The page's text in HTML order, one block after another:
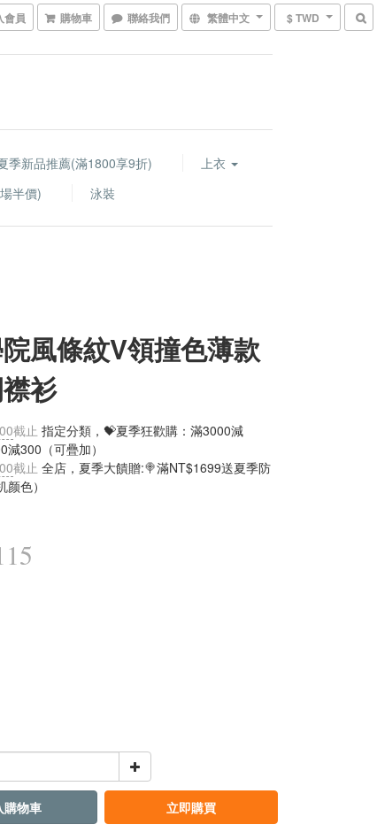
會員 購物車 聯絡我們 繁體中文 $ TWD
季新品推薦(滿1800享9折)
上衣
半價) 泳裝
風條紋V領撞色薄款
衫
截止 指定分類，💝夏季狂歡購：滿3000減
減300（可疊加）
截止 全店，夏季大饋贈:🍭滿NT$1699送夏季防
色）
購物車 立即購買